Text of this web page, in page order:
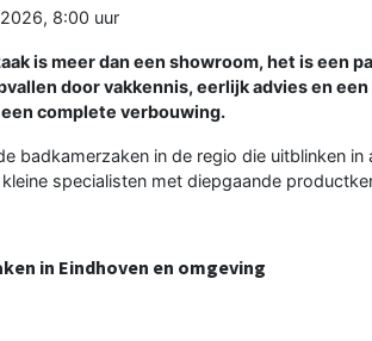
8:00 uur
is meer dan een showroom, het is een
door vakkennis, eerlijk advies en
complete verbouwing.
badkamerzaken in de regio die uitblinken
specialisten met diepgaande
in Eindhoven en omgeving